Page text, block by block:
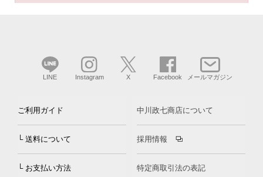
LINE Instagram X Facebook メールマガジン
ご利用ガイド
└ 送料について
└ お支払い方法
中川政七商店について
採用情報
特定商取引法の表記